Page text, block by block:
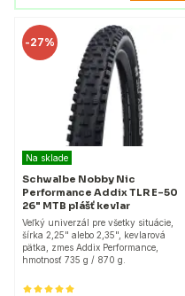
-27%
Na sklade
Schwalbe Nobby Nic
Performance Addix TLR E-50
26" MTB plášť kevlar
Veľký univerzál pre všetky situácie,
šírka 2,25" alebo 2,35", kevlarová
pätka, zmes Addix Performance,
hmotnosť 735 g / 870 g.